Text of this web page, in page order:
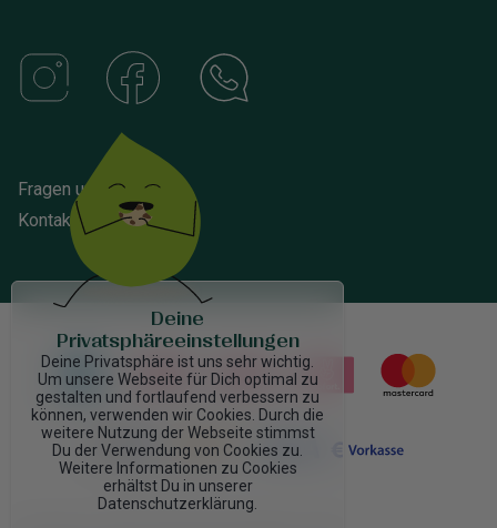
Fragen und Antworten
Kontakt
Deine
Privatsphäreeinstellungen
Deine Privatsphäre ist uns sehr wichtig.
Um unsere Webseite für Dich optimal zu
gestalten und fortlaufend verbessern zu
können, verwenden wir Cookies. Durch die
weitere Nutzung der Webseite stimmst
Du der Verwendung von Cookies zu.
Weitere Informationen zu Cookies
erhältst Du in unserer
Datenschutzerklärung.